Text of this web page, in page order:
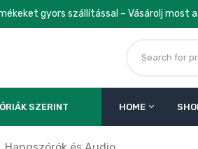
gyors szállítással – Vásárolj most
SZERINT HOME